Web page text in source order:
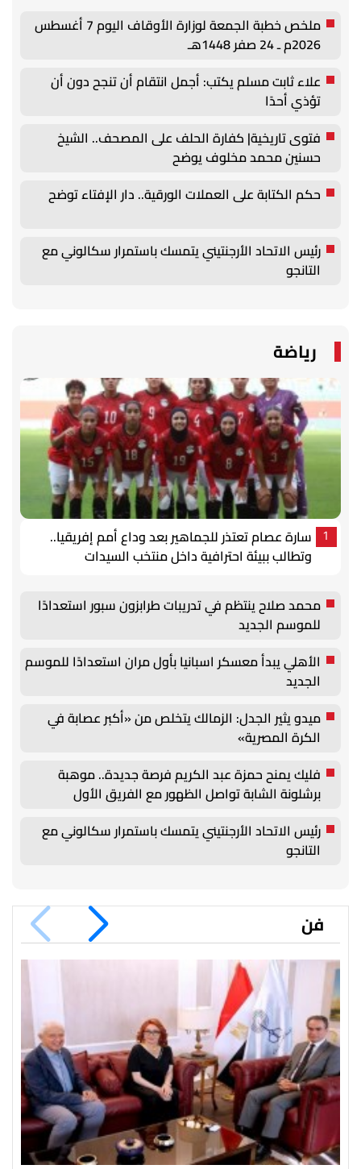
ملخص خطبة الجمعة لوزارة الأوقاف اليوم 7 أغسطس
2026م ـ 24 صفر 1448هـ
علاء ثابت مسلم يكتب: أجمل انتقام أن تنجح دون أن
تؤذي أحدًا
فتوى تاريخية| كفارة الحلف على المصحف.. الشيخ
حسنين محمد مخلوف يوضح
حكم الكتابة على العملات الورقية.. دار الإفتاء توضح
رئيس الاتحاد الأرجنتيني يتمسك باستمرار سكالوني مع
التانجو
رياضة
1
سارة عصام تعتذر للجماهير بعد وداع أمم إفريقيا..
وتطالب ببيئة احترافية داخل منتخب السيدات
محمد صلاح ينتظم في تدريبات طرابزون سبور استعدادًا
للموسم الجديد
الأهلي يبدأ معسكر اسبانيا بأول مران استعدادًا للموسم
الجديد
ميدو يثير الجدل: الزمالك يتخلص من «أكبر عصابة في
الكرة المصرية»
فليك يمنح حمزة عبد الكريم فرصة جديدة.. موهبة
برشلونة الشابة تواصل الظهور مع الفريق الأول
رئيس الاتحاد الأرجنتيني يتمسك باستمرار سكالوني مع
التانجو
فن